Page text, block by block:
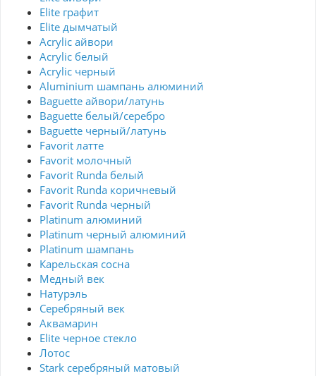
Elite графит
Elite дымчатый
Acrylic айвори
Acrylic белый
Acrylic черный
Aluminium шампань алюминий
Baguette айвори/латунь
Baguette белый/серебро
Baguette черный/латунь
Favorit латте
Favorit молочный
Favorit Runda белый
Favorit Runda коричневый
Favorit Runda черный
Platinum алюминий
Platinum черный алюминий
Platinum шампань
Карельская сосна
Медный век
Натурэль
Серебряный век
Аквамарин
Elite черное стекло
Лотос
Stark серебряный матовый